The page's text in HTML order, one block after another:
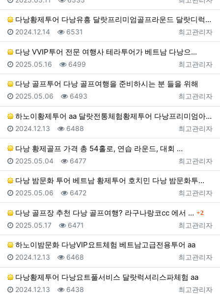
다낭황제투어 다낭유흥 달랏프리미엄골프라운드 달랏디럭스클…
등록자
최고관리자
등록일
2024.12.14 조회
6531
다낭 VVIP투어 전문 여행사 테라투어가 베트남 다낭으…
등록자
최고관리자
등록일
2025.05.16 조회
6499
다낭 골프투어 다낭 골프여행을 준비하시는 분 들을 위해
등록자
최고관리자
등록일
2025.05.06 조회
6493
하노이황제투어 aa 달랏전통체험황제투어 다낭프리미엄아로…
등록자
최고관리자
등록일
2024.12.13 조회
6488
다낭 황제골프 가격 총 54홀로, 연습 라운드, 대회 …
등록자
최고관리자
등록일
2025.05.04 조회
6477
다낭 밤문화 투어 베트남 황제투어 호치민 다낭 밤문화투…
등록자
최고관리자
등록일
2025.05.06 조회
6472
다낭 골프장 추천 다낭 골프여행? 라구나랑코cc 에서 … 댓글
2
등록자
최고관리자
등록일
2025.05.17 조회
6471
하노이밤문화 다낭VIP요트체험 베트남고급전용투어 aa
등록자
최고관리자
등록일
2024.12.13 조회
6468
다낭황제투어 다낭요트풀서비스 달랏럭셔리스파체험 aa
등록자
최고관리자
등록일
2024.12.13 조회
6438